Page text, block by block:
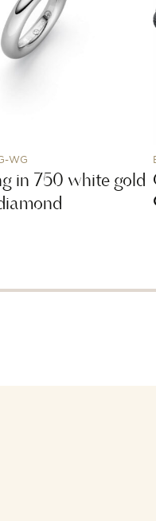
WG
in 750 white gold